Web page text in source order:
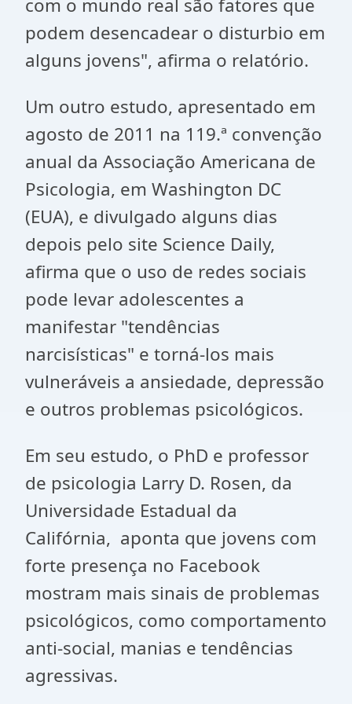
com o mundo real são fatores que
podem desencadear o disturbio em
alguns jovens", afirma o relatório.
Um outro estudo, apresentado em
agosto de 2011 na 119.ª convenção
anual da Associação Americana de
Psicologia, em Washington DC
(EUA), e divulgado alguns dias
depois pelo site Science Daily,
afirma que o uso de redes sociais
pode levar adolescentes a
manifestar "tendências
narcisísticas" e torná-los mais
vulneráveis a ansiedade, depressão
e outros problemas psicológicos.
Em seu estudo, o PhD e professor
de psicologia Larry D. Rosen, da
Universidade Estadual da
Califórnia, aponta que jovens com
forte presença no Facebook
mostram mais sinais de problemas
psicológicos, como comportamento
anti-social, manias e tendências
agressivas.